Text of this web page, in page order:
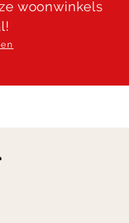
woonwinkels